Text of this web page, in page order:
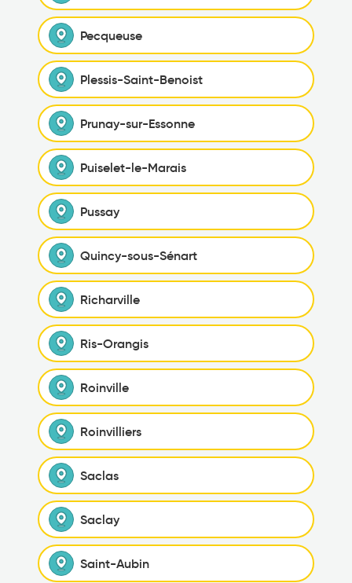
Pecqueuse
Plessis-Saint-Benoist
Prunay-sur-Essonne
Puiselet-le-Marais
Pussay
Quincy-sous-Sénart
Richarville
Ris-Orangis
Roinville
Roinvilliers
Saclas
Saclay
Saint-Aubin